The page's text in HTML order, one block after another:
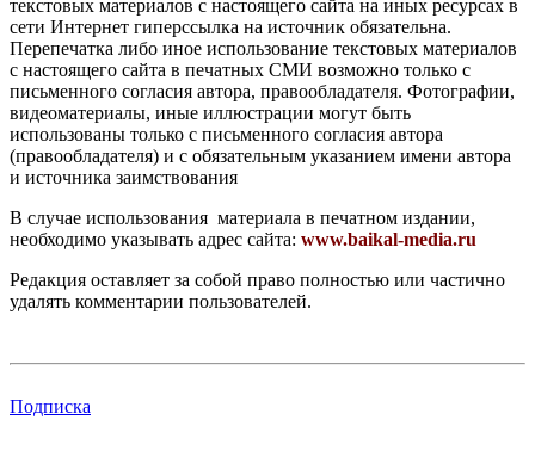
текстовых материалов с настоящего сайта на иных ресурсах в
сети Интернет гиперссылка на источник обязательна.
Перепечатка либо иное использование текстовых материалов
с настоящего сайта в печатных СМИ возможно только с
письменного согласия автора, правообладателя. Фотографии,
видеоматериалы, иные иллюстрации могут быть
использованы только с письменного согласия автора
(правообладателя) и с обязательным указанием имени автора
и источника заимствования
В случае использования материала в печатном издании,
необходимо указывать адрес сайта: www.baikal-media.ru
Редакция оставляет за собой право полностью или частично
удалять комментарии пользователей.
Подписка